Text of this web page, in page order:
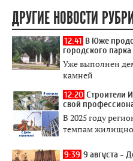
ДРУГИЕ НОВОСТИ
12:41 В Юже
городского парка
Уже выполнен
камней
12:20 Строители
свой
В 2025 году
темпам
9:39 9 августа -